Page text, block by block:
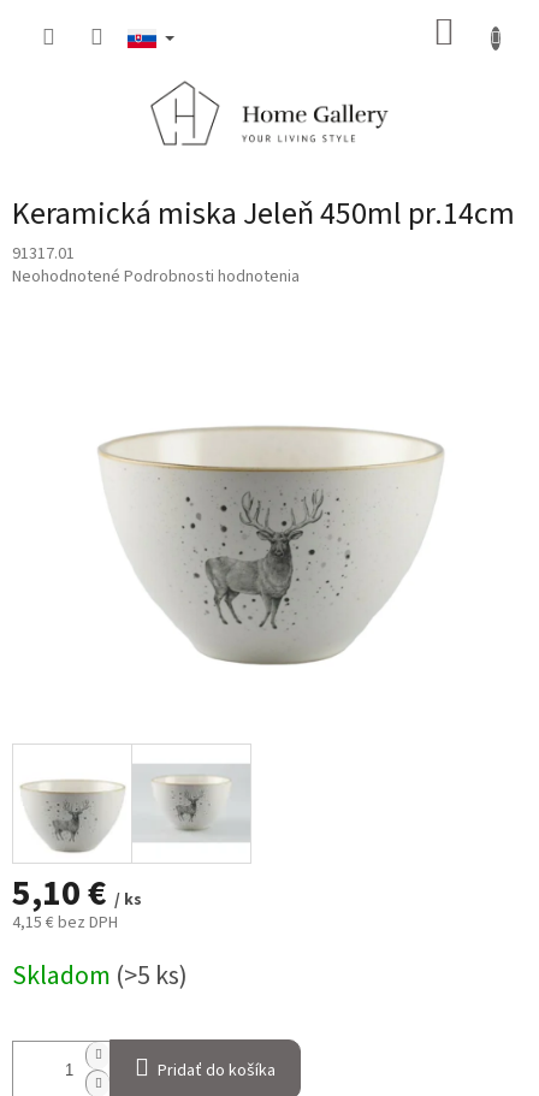
Keramická miska Jeleň 450ml pr.14cm
91317.01
Priemerné
Neohodnotené Podrobnosti hodnotenia
5,10 € / ks
4,15 € bez DPH
cena:
Skladom (>5 ks)
Pridať do košíka